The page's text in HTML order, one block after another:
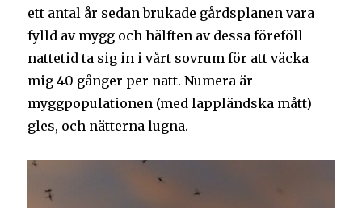
ett antal år sedan brukade gårdsplanen vara
fylld av mygg och hälften av dessa föreföll
nattetid ta sig in i vårt sovrum för att väcka
mig 40 gånger per natt. Numera är
myggpopulationen (med lappländska mått)
gles, och nätterna lugna.